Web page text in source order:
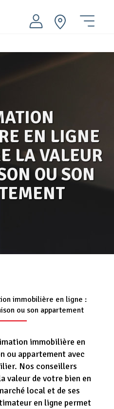
EN LIGNE
LA VALEUR
OU SON
immobilière en ligne :
ou son appartement
immobilière en
ou appartement avec
Nos conseillers
valeur de votre bien en
local et de ses
en ligne permet